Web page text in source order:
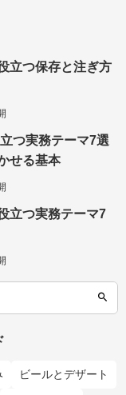
立つ保存と注ぎ方
つ実務テーマ7選
せる基本
立つ実務テーマ7
ビールとデザート